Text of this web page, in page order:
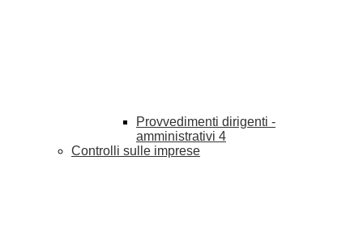
Provvedimenti dirigenti -
amministrativi 4
Controlli sulle imprese